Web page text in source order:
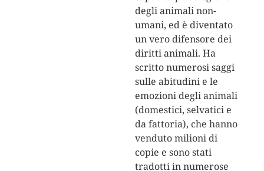
degli animali non-
umani, ed è diventato
un vero difensore dei
diritti animali. Ha
scritto numerosi saggi
sulle abitudini e le
emozioni degli animali
(domestici, selvatici e
da fattoria), che hanno
venduto milioni di
copie e sono stati
tradotti in numerose